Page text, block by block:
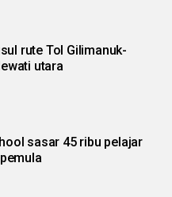
rute Tol Gilimanuk-
utara
sasar 45 ribu pelajar